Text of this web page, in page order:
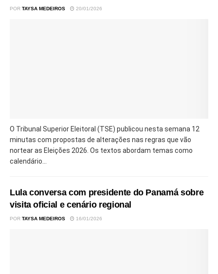
POR TAYSA MEDEIROS 20/01/2026
O Tribunal Superior Eleitoral (TSE) publicou nesta semana 12
minutas com propostas de alterações nas regras que vão
nortear as Eleições 2026. Os textos abordam temas como
calendário...
Lula conversa com presidente do Panamá sobre
visita oficial e cenário regional
POR TAYSA MEDEIROS 16/01/2026